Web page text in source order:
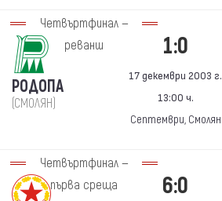
Четвъртфинал —
реванш
РОДОПА
(СМОЛЯН)
1:0
17 декември 2003 г.
13:00 ч.
Септември, Смолян
Четвъртфинал —
първа среща
6:0